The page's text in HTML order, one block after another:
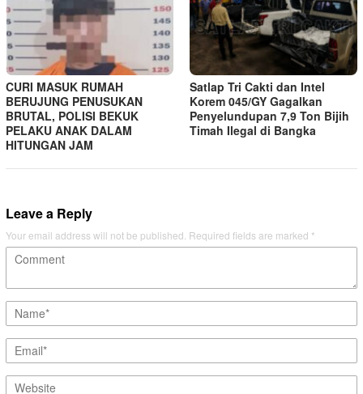
CURI MASUK RUMAH
BERUJUNG PENUSUKAN
BRUTAL, POLISI BEKUK
PELAKU ANAK DALAM
HITUNGAN JAM
Satlap Tri Cakti dan Intel
Korem 045/GY Gagalkan
Penyelundupan 7,9 Ton Bijih
Timah Ilegal di Bangka
Leave a Reply
Your email address will not be published. Required fields are marked *